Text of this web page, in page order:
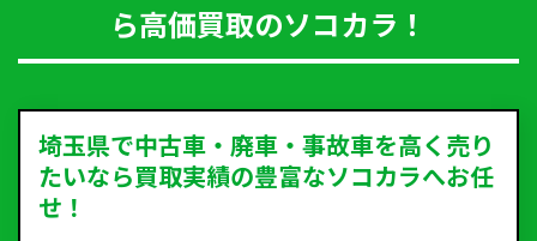
ら高価買取のソコカラ！
埼玉県で中古車・廃車・事故車を高く売り
たいなら買取実績の豊富なソコカラへお任
せ！